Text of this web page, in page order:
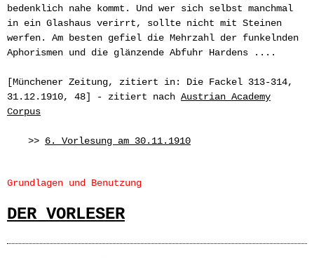
bedenklich nahe kommt. Und wer sich selbst manchmal
in ein Glashaus verirrt, sollte nicht mit Steinen
werfen. Am besten gefiel die Mehrzahl der funkelnden
Aphorismen und die glänzende Abfuhr Hardens ....
[Münchener Zeitung, zitiert in: Die Fackel 313-314,
31.12.1910, 48] - zitiert nach Austrian Academy
Corpus
>> 6. Vorlesung am 30.11.1910
Grundlagen und Benutzung
DER VORLESER